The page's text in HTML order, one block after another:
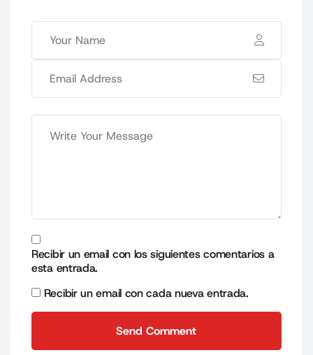
Recibir un email con los siguientes comentarios a
esta entrada.
Recibir un email con cada nueva entrada.
Send Comment